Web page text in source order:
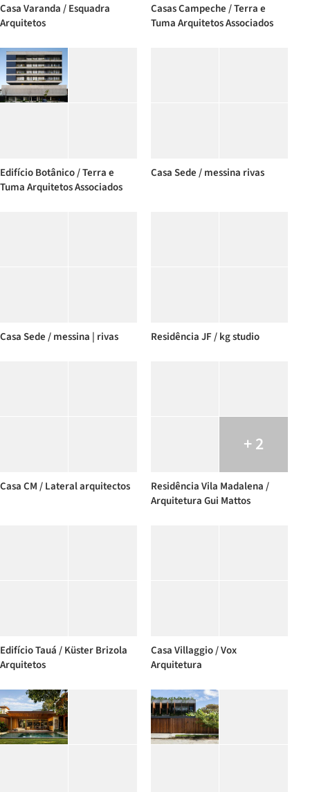
Casa Varanda / Esquadra
Arquitetos
Casas Campeche / Terra e
Tuma Arquitetos Associados
Edifício Botânico / Terra e
Tuma Arquitetos Associados
Casa Sede / messina rivas
Casa Sede / messina | rivas Residência JF / kg studio
Casa CM / Lateral arquitectos
+ 2
Residência Vila Madalena /
Arquitetura Gui Mattos
Edifício Tauá / Küster Brizola
Arquitetos
Casa Villaggio / Vox
Arquitetura